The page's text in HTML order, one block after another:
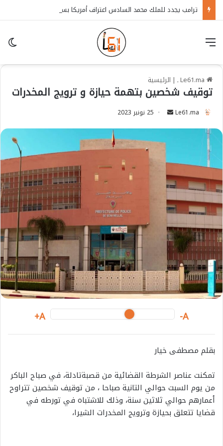
| الرئيسية
توقيف شخصين بتهمة حيازة و ترويج المخدرات
Le61.ma
a
n
e
a
l
25 نونبر 2023
A-
A+
بقلم مصطفى خيار
تمكنت عناصر الشرطة القضائية من قصبةتادلة، في صباح الباكر
من يوم السبت حوالي التانية صباحا ، من توقيف شخصين تتراوح
أعمارهم حوالي ثلاثين سنة، وذلك للاشتباه في تورطه في
قضايا تتعلق بحيازة وترويج المخدرات الشيرا،